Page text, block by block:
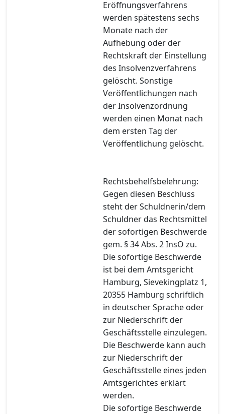
Eröffnungsverfahrens
werden spätestens sechs
Monate nach der
Aufhebung oder der
Rechtskraft der Einstellung
des Insolvenzverfahrens
gelöscht. Sonstige
Veröffentlichungen nach
der Insolvenzordnung
werden einen Monat nach
dem ersten Tag der
Veröffentlichung gelöscht.
Rechtsbehelfsbelehrung:
Gegen diesen Beschluss
steht der Schuldnerin/dem
Schuldner das Rechtsmittel
der sofortigen Beschwerde
gem. § 34 Abs. 2 InsO zu.
Die sofortige Beschwerde
ist bei dem Amtsgericht
Hamburg, Sievekingplatz 1,
20355 Hamburg schriftlich
in deutscher Sprache oder
zur Niederschrift der
Geschäftsstelle einzulegen.
Die Beschwerde kann auch
zur Niederschrift der
Geschäftsstelle eines jeden
Amtsgerichtes erklärt
werden.
Die sofortige Beschwerde